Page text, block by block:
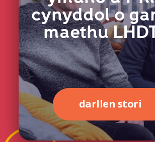
cynyddol o
maethu
darllen stori